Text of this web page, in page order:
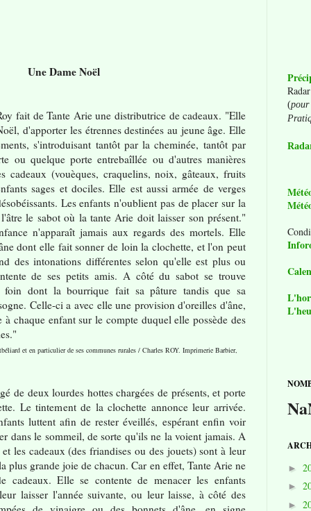
Une Dame Noël
fait de Tante Arie une distributrice de cadeaux. "Elle
d'apporter les étrennes destinées au jeune âge. Elle
s'introduisant tantôt par la cheminée, tantôt par
ou quelque porte entrebaîllée ou d'autres manières
cadeaux (vouèques, craquelins, noix, gâteaux, fruits
sages et dociles. Elle est aussi armée de verges
Les enfants n'oublient pas de placer sur la
le sabot où la tante Arie doit laisser son présent."
n'apparaît jamais aux regards des mortels. Elle
dont elle fait sonner de loin la clochette, et l'on peut
des intonations différentes selon qu'elle est plus ou
de ses petits amis. A côté du sabot se trouve
foin dont la bourrique fait sa pâture tandis que sa
Celle-ci a avec elle une provision d'oreilles d'âne,
à chaque enfant sur le compte duquel elle possède des
et en particulier de ses communes rurales / Charles ROY. Imprimerie Barbier,
de deux lourdes hottes chargées de présents, et porte
Le tintement de la clochette annonce leur arrivée.
luttent afin de rester éveillés, espérant enfin voir
dans le sommeil, de sorte qu'ils ne la voient jamais. A
les cadeaux (des friandises ou des jouets) sont à leur
plus grande joie de chacun. Car en effet, Tante Arie ne
cadeaux. Elle se contente de menacer les enfants
laisser l'année suivante, ou leur laisse, à côté des
(
►
►
►